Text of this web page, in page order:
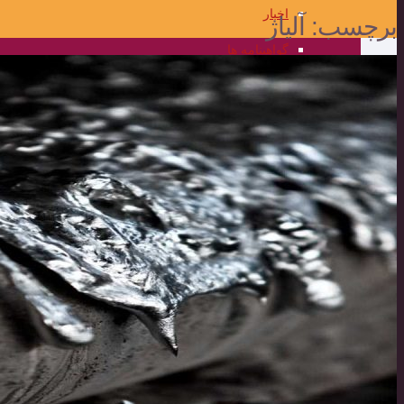
اخبار
گواهینامه ها
گالری تصاویر
علمی و کاربردی
مرکز علمی کاربردی المهدی
برنامه ریزی جامع و فناوری اطلاعات
واحد فناوری اطلاعات
برنامه ریزی جامع و اطلاعات مدیریت
تضمین کیفیت
محصولات
مناقصه و مزایده
برچسب: آلیاژ